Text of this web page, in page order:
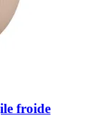
froide